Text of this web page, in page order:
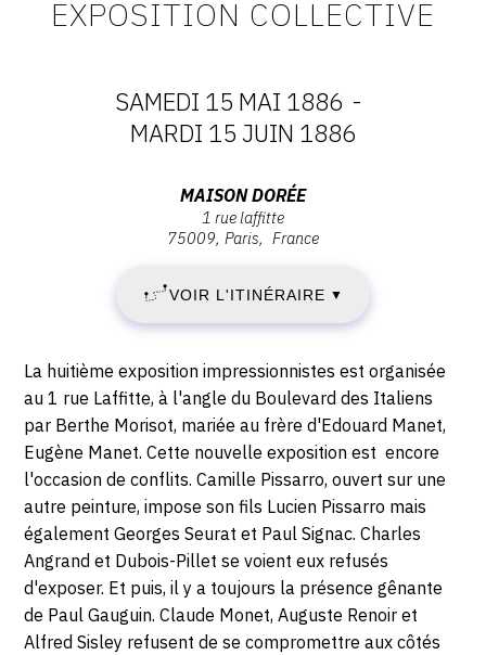
CONTACT
CGV
SUIVEZ-NOUS
FACEBOOK
PINTEREST
EXPOSITION COLLECTIVE
DATES
:
SAMEDI
15
MAI
1886
-
MARDI
15
JUIN
1886
SAMEDI 15 MAI 1886 -
MARDI 15 JUIN 1886
Laffitte,
75009
Paris
MAISON DORÉE
1 rue laffitte
75009 Paris France
VOIR L'ITINÉRAIRE ▼
Description,
horaires...
La huitième exposition impressionnistes est organisée
au 1 rue Laffitte, à l'angle du Boulevard des Italiens
par Berthe Morisot, mariée au frère d'Edouard Manet,
Eugène Manet. Cette nouvelle exposition est encore
l'occasion de conflits. Camille Pissarro, ouvert sur une
autre peinture, impose son fils Lucien Pissarro mais
également Georges Seurat et Paul Signac. Charles
Angrand et Dubois-Pillet se voient eux refusés
d'exposer. Et puis, il y a toujours la présence gênante
de Paul Gauguin. Claude Monet, Auguste Renoir et
Alfred Sisley refusent de se compromettre aux côtés